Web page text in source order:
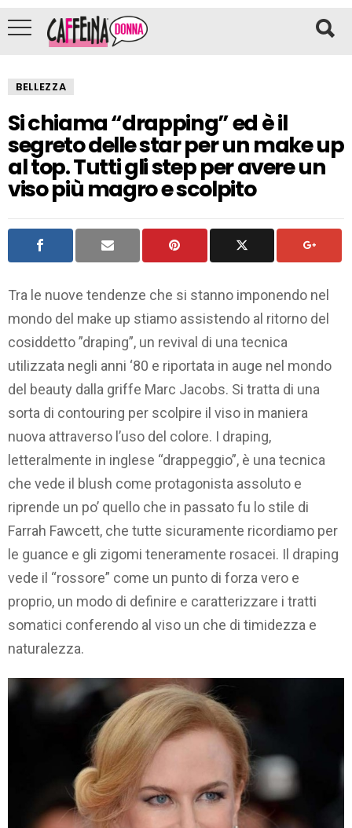
BELLEZZA
Si chiama “drapping” ed è il
segreto delle star per un make up
al top. Tutti gli step per avere un
viso più magro e scolpito
Tra le nuove tendenze che si stanno imponendo nel
mondo del make up stiamo assistendo al ritorno del
cosiddetto ”draping”, un revival di una tecnica
utilizzata negli anni ‘80 e riportata in auge nel mondo
del beauty dalla griffe Marc Jacobs. Si tratta di una
sorta di contouring per scolpire il viso in maniera
nuova attraverso l’uso del colore. I draping,
letteralmente in inglese “drappeggio”, è una tecnica
che vede il blush come protagonista assoluto e
riprende un po’ quello che in passato fu lo stile di
Farrah Fawcett, che tutte sicuramente ricordiamo per
le guance e gli zigomi teneramente rosacei. Il draping
vede il “rossore” come un punto di forza vero e
proprio, un modo di definire e caratterizzare i tratti
somatici conferendo al viso un che di timidezza e
naturalezza.